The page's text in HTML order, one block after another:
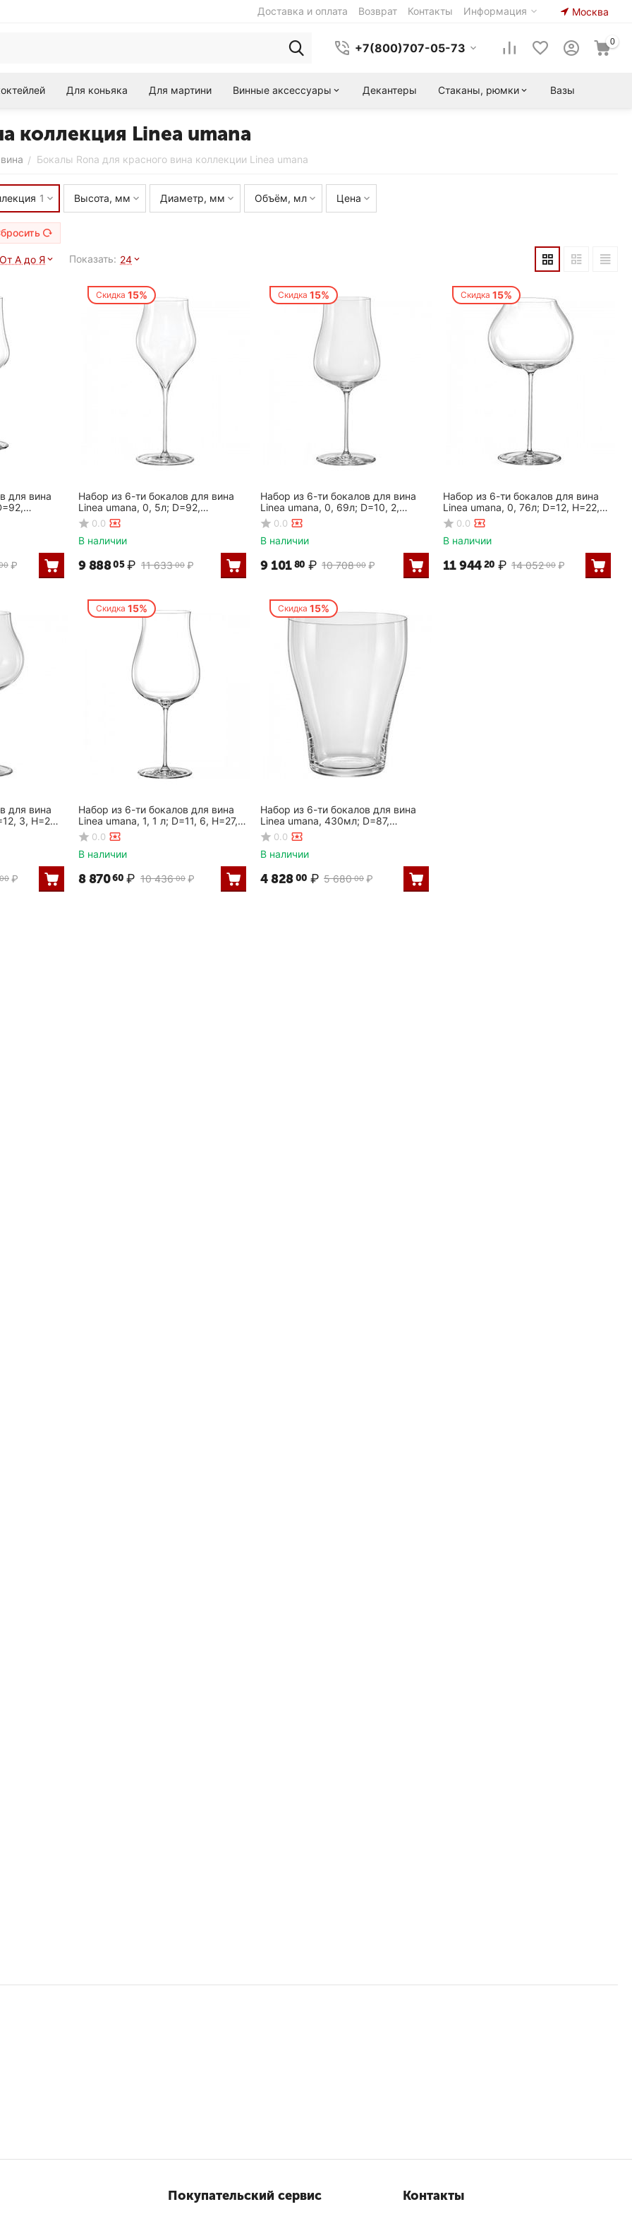
Москва
Доставка и оплата Возврат Контакты Информация
+7(800)707-05-73 0
Для коньяка Для мартини Винные аксессуары Декантеры Стаканы, рюмки Вазы
коллекция Linea umana
/ Бокалы Rona для красного вина коллекции Linea umana
1 Высота, мм Диаметр, мм Объём, мл Цена
От А до Я Показать: 24
для вина
₽
Скидка 15%
Набор из 6-ти бокалов для вина
Linea umana, 0, 5л; D=92,
H=247мм, Rona
0.0
В наличии
11 633 00 ₽
9 88805 ₽
Скидка 15%
Набор из 6-ти бокалов для вина
Linea umana, 0, 69л; D=10, 2,
H=24, 3см, Rona
0.0
В наличии
10 708 00 ₽
9 10180 ₽
Скидка 15%
Набор из 6-ти бокалов для вина
Linea umana, 0, 76л; D=12, H=22,
4см, Rona
0.0
В наличии
14 052 00 ₽
11 94420 ₽
для вина
3, H=23,
₽
Скидка 15%
Набор из 6-ти бокалов для вина
Linea umana, 1, 1 л; D=11, 6, H=27,
5см, Rona
0.0
В наличии
10 436 00 ₽
8 87060 ₽
Скидка 15%
Набор из 6-ти бокалов для вина
Linea umana, 430мл; D=87,
H=113мм, Rona
0.0
В наличии
5 680 00 ₽
4 82800 ₽
Покупательский сервис Контакты